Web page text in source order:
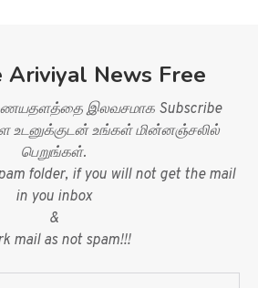
Ariviyal News Free
இலவசமாக Subscribe
உடனுக்குடன் உங்கள் மின்னஞ்சலில்
பெறுங்கள்.
folder, if you will not get the mail
in you inbox
&
mail as not spam!!!